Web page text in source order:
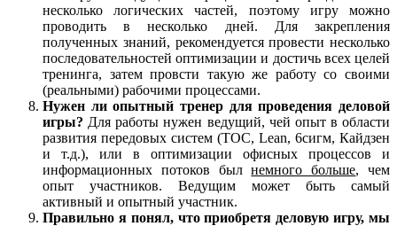
несколько логических частей, поэтому игру можно
проводить в несколько дней. Для закрепления
полученных знаний, рекомендуется провести несколько
последовательностей оптимизации и достичь всех целей
тренинга, затем провсти такую же работу со своими
(реальными) рабочими процессами.
Нужен ли опытный тренер для проведения деловой
игры? Для работы нужен ведущий, чей опыт в области
развития передовых систем (ТОС, Lean, 6сигм, Кайдзен
и т.д.), или в оптимизации офисных процессов и
информационных потоков былнемного больше, чем
опыт участников. Ведущим может быть самый
активный и опытный участник.
Правильно я понял, что приобретя деловую игру, мы